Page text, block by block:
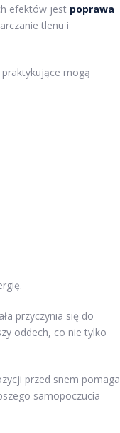
efektów jest poprawa
tlenu i
mogą
przyczynia się do
oddech, co nie tylko
przed snem pomaga
samopoczucia